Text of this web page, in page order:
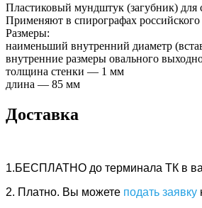
Пластиковый мундштук (загубник) для
Применяют в спирографах
Размеры:
наименьший внутренний диаметр
внутренние размеры овального
толщина стенки — 1 мм
длина — 85 мм
Доставка
1.БЕСПЛАТНО до терминала ТК в
2. Платно. Вы можете подать заявку